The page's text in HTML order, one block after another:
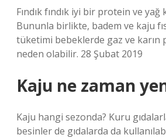
Fındık fındık iyi bir protein ve yağ
Bununla birlikte, badem ve kaju
tüketimi bebeklerde gaz ve karın
neden olabilir. 28 Şubat 2019
Kaju ne zaman
Kaju hangi sezonda? Kuru
besinler de gıdalarda da